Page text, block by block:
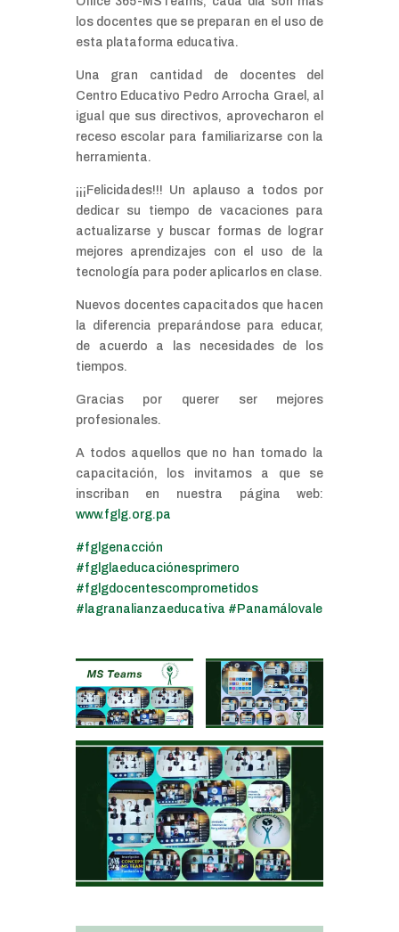
los docentes que se preparan en el uso de
esta plataforma educativa.
Una gran cantidad de docentes del
Centro Educativo Pedro Arrocha Grael, al
igual que sus directivos, aprovecharon el
receso escolar para familiarizarse con la
herramienta.
¡¡¡Felicidades!!! Un aplauso a todos por
dedicar su tiempo de vacaciones para
actualizarse y buscar formas de lograr
mejores aprendizajes con el uso de la
tecnología para poder aplicarlos en clase.
Nuevos docentes capacitados que hacen
la diferencia preparándose para educar,
de acuerdo a las necesidades de los
tiempos.
Gracias por querer ser mejores
profesionales.
A todos aquellos que no han tomado la
capacitación, los invitamos a que se
inscriban en nuestra página web:
www.fglg.org.pa
#fglgenacción
#fglglaeducaciónesprimero
#fglgdocentescomprometidos
#lagranalianzaeducativa #Panamálovale